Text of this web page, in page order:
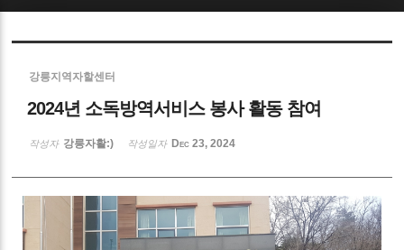
강릉지역자할센터
2024년 소독방역서비스 봉사 활동 참여
작성자 강릉자활:) 작성일자 Dec 23, 2024
Sketchbook5, 스케치북5
Sketchbook5, 스케치북5